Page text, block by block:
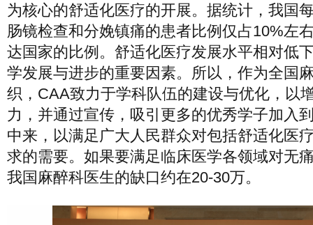
为核心的舒适化医疗的开展。据统计，我国
肠镜检查和分娩镇痛的患者比例仅占10%左
达国家的比例。舒适化医疗发展水平相对低
学发展与进步的重要因素。所以，作为全国
织，CAA致力于学科队伍的建设与优化，以
力，并通过宣传，吸引更多的优秀学子加入
中来，以满足广大人民群众对包括舒适化医
求的需要。如果要满足临床医学各领域对无
我国麻醉科医生的缺口约在20-30万。